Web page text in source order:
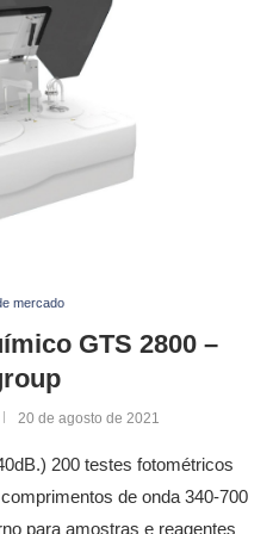
mercado
GTS 2800 –
20 de agosto de 2021
200 testes fotométricos
de onda 340-700
para amostras e reagentes